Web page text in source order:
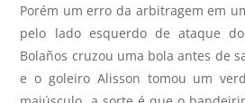
Porém um erro da arbitragem em
pelo lado esquerdo de ataque
Bolaños cruzou uma bola antes de
e o goleiro Alisson tomou um